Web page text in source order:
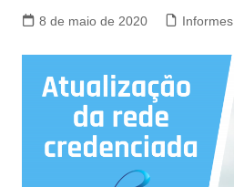
8 de maio de 2020 Informes